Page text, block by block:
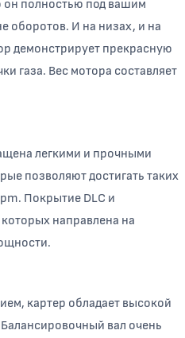
он полностью под вашим
оборотов. И на низах, и на
демонстрирует прекрасную
газа. Вес мотора составляет
легкими и прочными
позволяют достигать таких
Покрытие DLC и
направлена на
картер обладает высокой
вал очень